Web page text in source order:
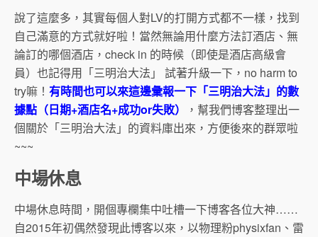
說了這麼多，其實每個人對LV的打開方式都不一樣，找到
自己滿意的方式就好啦！當然無論用什麼方法訂酒店、無
論訂的哪個酒店，check in 的時候（即使是酒店高級會
員）也記得用「三明治大法」 試著升級一下，no harm to
try嘛！ 有時間也可以來這邊彙報一下「三明治大法」的數
據點（日期+酒店名+成功or失敗）
，幫我們博客整理出一
個關於「三明治大法」的資料庫出來，方便後來的群眾啦
~~~
中場休息
中場休息時間，開個專欄集中吐槽一下博客各位大神……
自2015年初偶然發現此博客以來，以物理粉physixfan、雷